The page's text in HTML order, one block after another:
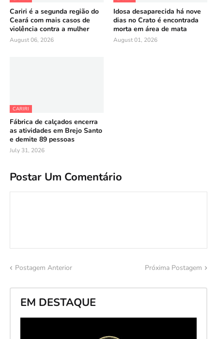
Cariri é a segunda região do
Ceará com mais casos de
violência contra a mulher
August 06, 2026
Idosa desaparecida há nove
dias no Crato é encontrada
morta em área de mata
August 01, 2026
CARIRI
Fábrica de calçados encerra
as atividades em Brejo Santo
e demite 89 pessoas
July 31, 2026
Postar Um Comentário
Postagem Anterior Próxima Postagem
EM DESTAQUE